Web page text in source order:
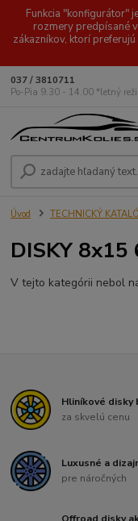
Funkcia "konfigurátor"
rozmery predpísané
zákazníkov, ktorí
037 / 3810711
Po-Pia 9.30 - 14.00 *letný
Úvod TECHNICKÝ
DISKY
V tejto kategórii nebol
Hliníkové disky
za skvelú cenu
Luxusné a
pre náročných